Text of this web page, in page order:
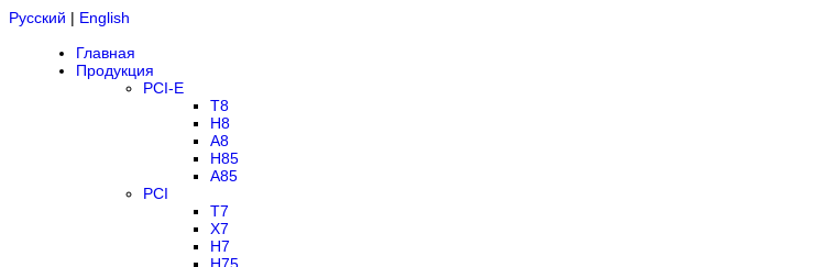
Русский | English
Главная
Продукция
PCI-E
T8
H8
A8
H85
A85
PCI
T7
X7
H7